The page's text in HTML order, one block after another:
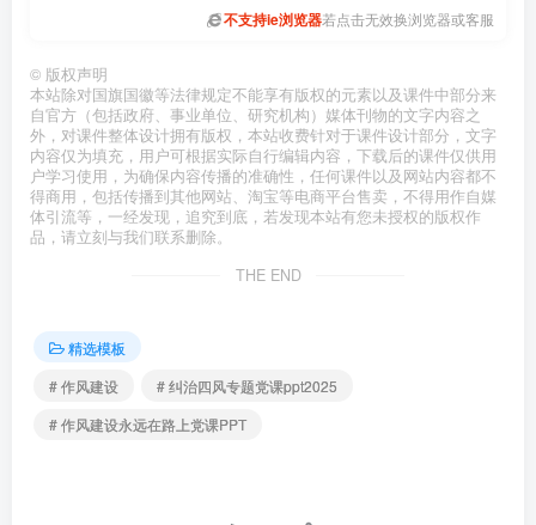
不支持ie浏览器若点击无效换浏览器或客服
© 版权声明
本站除对国旗国徽等法律规定不能享有版权的元素以及课件中部分来
自官方（包括政府、事业单位、研究机构）媒体刊物的文字内容之
外，对课件整体设计拥有版权，本站收费针对于课件设计部分，文字
内容仅为填充，用户可根据实际自行编辑内容，下载后的课件仅供用
户学习使用，为确保内容传播的准确性，任何课件以及网站内容都不
得商用，包括传播到其他网站、淘宝等电商平台售卖，不得用作自媒
体引流等，一经发现，追究到底，若发现本站有您未授权的版权作
品，请立刻与我们联系删除。
THE END
精选模板
# 作风建设
# 纠治四风专题党课ppt2025
# 作风建设永远在路上党课PPT